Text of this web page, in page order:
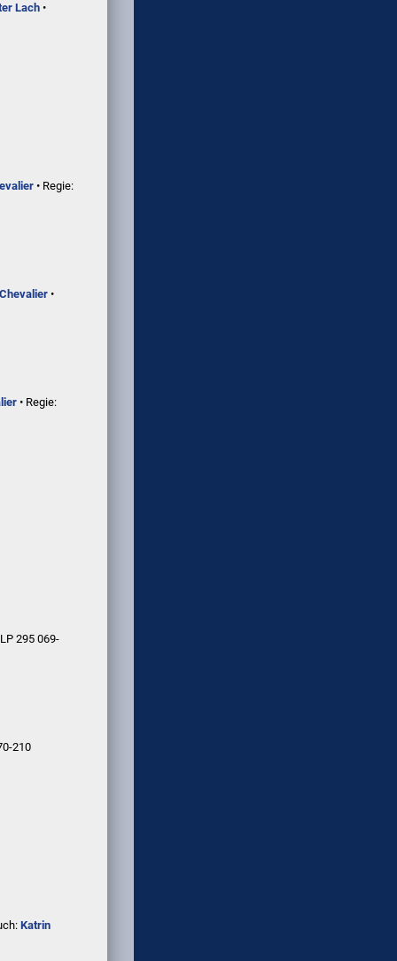
Lach •
• Regie:
•
• Regie:
LP 295 069-
210
Katrin